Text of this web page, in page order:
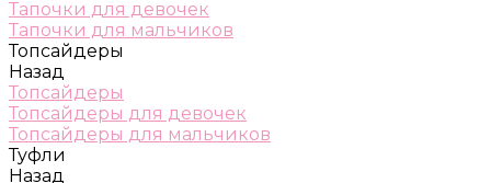
Тапочки для девочек
Тапочки для мальчиков
Топсайдеры
Назад
Топсайдеры
Топсайдеры для девочек
Топсайдеры для мальчиков
Туфли
Назад